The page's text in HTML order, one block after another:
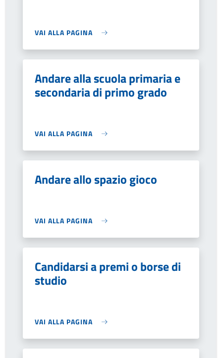
VAI ALLA PAGINA
Andare alla scuola primaria e
secondaria di primo grado
VAI ALLA PAGINA
Andare allo spazio gioco
VAI ALLA PAGINA
Candidarsi a premi o borse di
studio
VAI ALLA PAGINA